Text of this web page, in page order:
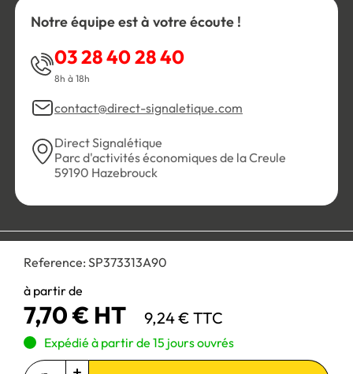
Reference: SP373313A90
à partir de
7,70 € HT 9,24 € TTC
Expédié à partir de 15 jours ouvrés
Notre équipe est à votre écoute !
03 28 40 28 40
8h à 18h
contact@direct-signaletique.com
Direct Signalétique
Parc d'activités économiques de la Creule
59190 Hazebrouck
Personnaliser les cookies
Paiement 100% sécurisé :